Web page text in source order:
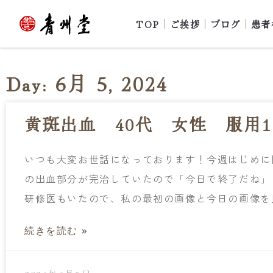
TOP ご挨拶 ブログ 患
Day: 6月 5, 2024
黄斑出血 40代 女性 服用
いつも大変お世話になっております！今週はじめ
の出血部分が完治していたので「今日で終了だね
研修医もいたので、私の最初の画像と今日の画像
続きを読む »